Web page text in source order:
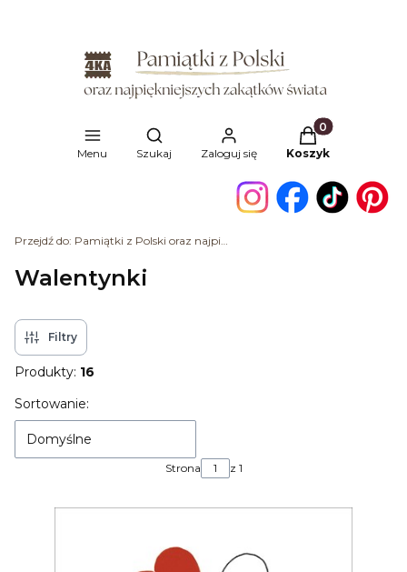
Menu
Otwórz wyszukiwarkę
Szukaj Zaloguj się
Produkty w
Koszyk
Przejdź do: Pamiątki z Polski oraz najpiękniejszych zakątków świata
Walentynki
Filtry
Produkty: 16
Lista produktów
Sortowanie:
Domyślne
Strona z 1